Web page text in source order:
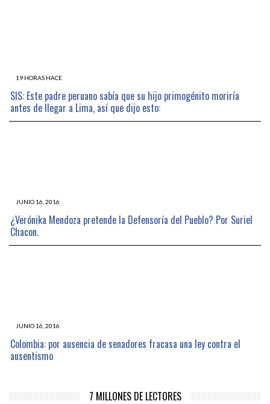
19 HORAS HACE
SIS: Este padre peruano sabía que su hijo primogénito moriría
antes de llegar a Lima, así que dijo esto:
JUNIO 16, 2016
¿Verónika Mendoza pretende la Defensoría del Pueblo? Por Suriel
Chacon.
JUNIO 16, 2016
Colombia: por ausencia de senadores fracasa una ley contra el
ausentismo
7 MILLONES DE LECTORES